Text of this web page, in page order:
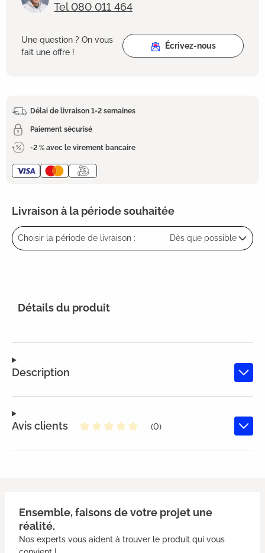
Tel 080 011 464
Une question ? On vous
fait une offre !
Écrivez-nous
Délai de livraison 1-2 semaines
Paiement sécurisé
-2 % avec le virement bancaire
Livraison à la période souhaitée
Choisir la période de livraison : Dès que possible
Description
Avis clients
(0)
Détails du produit
Ensemble, faisons de votre projet une
réalité.
Nos experts vous aident à trouver le produit qui vous